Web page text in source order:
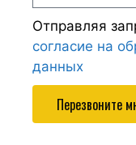
Отправляя
согласие на
данных
Перезвоните